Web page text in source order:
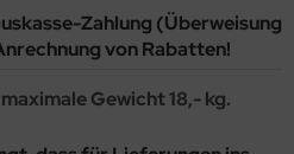
Zahlung (Überweisung
von Rabatten!
Gewicht 18,- kg.